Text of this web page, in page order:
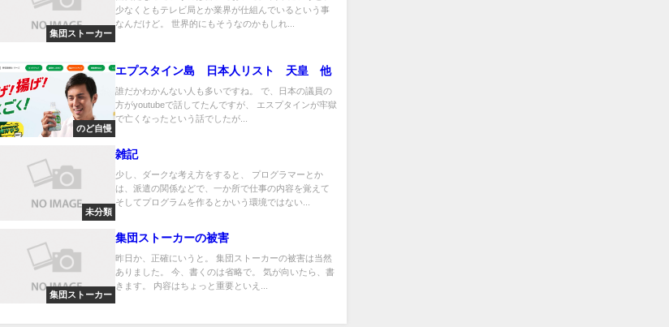
集団ストーカー
少なくともテレビ局とか業界が仕組んでいるという事
なんだけど。 世界的にもそうなのかもしれ...
のど自慢
エプスタイン島 日本人リスト 天皇 他
誰だかわかんない人も多いですね。 で、日本の議員の
方がyoutubeで話してたんですが、 エスプタインが牢獄
で亡くなったという話でしたが...
未分類
雑記
少し、ダークな考え方をすると、 プログラマーとか
は、派遣の関係などで、一か所で仕事の内容を覚えて
そしてプログラムを作るとかいう環境ではない...
集団ストーカー
集団ストーカーの被害
昨日か、正確にいうと。 集団ストーカーの被害は当然
ありました。 今、書くのは省略で。 気が向いたら、書
きます。 内容はちょっと重要といえ...